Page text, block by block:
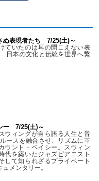
ぬ表現者たち 7/25(土)～
ていたのは耳の聞こえない表
日本の文化と伝統を世界へ繋
ー 7/25(土)～
ウィングが自ら語る人生と音
ースを融合させ、リズムに革
ウント・ベイシー。スウィン
代を築いたジャズピアニスト
して知られざるプライベート
メンタリー。